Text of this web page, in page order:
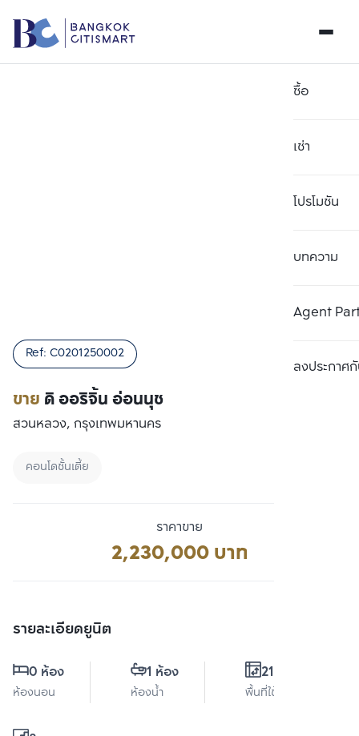
ซื้อ
เช่า
โปรโมชัน
บทความ
Agent
ลงประกาศกั
ขาย ดิ ออริจิ้น อ่อนนุช
Ref: C0201250002
สวนหลวง, กรุงเทพมหานคร
คอนโดชั้นเตี้ย
ราคาขาย
2,230,000 บาท
รายละเอียดยูนิต
0 ห้อง
ห้องนอน
1 ห้อง
ห้องน้ำ
21.7 ตร.ม.
พื้นที่ใช้สอย
เปรียบเทียบ